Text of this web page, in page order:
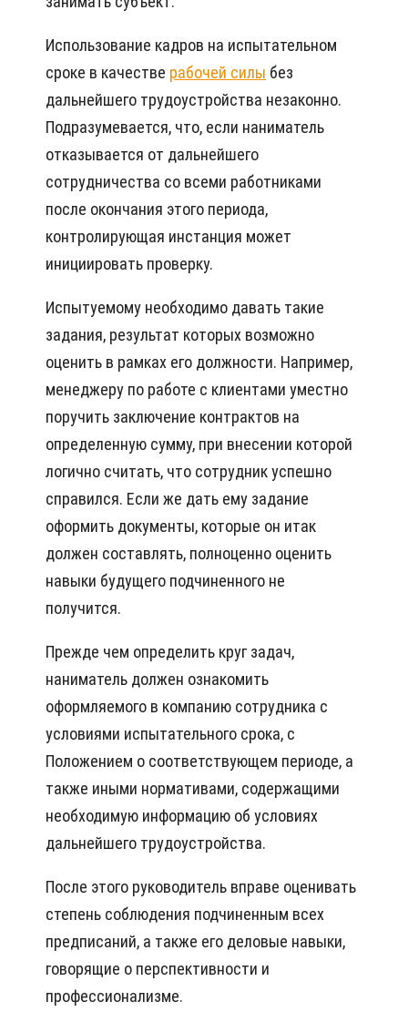
Использование кадров на испытательном
сроке в качестве рабочей силы без
дальнейшего трудоустройства незаконно.
Подразумевается, что, если наниматель
отказывается от дальнейшего
сотрудничества со всеми работниками
после окончания этого периода,
контролирующая инстанция может
инициировать проверку.
Испытуемому необходимо давать такие
задания, результат которых возможно
оценить в рамках его должности. Например,
менеджеру по работе с клиентами уместно
поручить заключение контрактов на
определенную сумму, при внесении которой
логично считать, что сотрудник успешно
справился. Если же дать ему задание
оформить документы, которые он итак
должен составлять, полноценно оценить
навыки будущего подчиненного не
получится.
Прежде чем определить круг задач,
наниматель должен ознакомить
оформляемого в компанию сотрудника с
условиями испытательного срока, с
Положением о соответствующем периоде, а
также иными нормативами, содержащими
необходимую информацию об условиях
дальнейшего трудоустройства.
После этого руководитель вправе оценивать
степень соблюдения подчиненным всех
предписаний, а также его деловые навыки,
говорящие о перспективности и
профессионализме.